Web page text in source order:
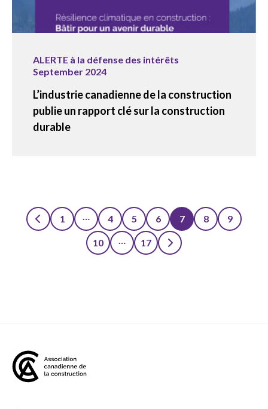
ALERTE à la défense des intérêts
September 2024
L’industrie canadienne de la construction
publie un rapport clé sur la construction
durable
pagination
1 … 4 5 6 7 8 9
10 … 17